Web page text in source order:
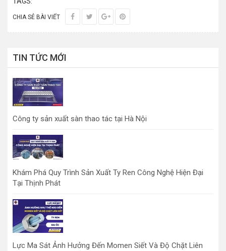
CHIA SẺ BÀI VIẾT
TIN TỨC MỚI
Công ty sản xuất sàn thao tác tại Hà Nội
Khám Phá Quy Trình Sản Xuất Ty Ren Công Nghệ Hiện Đại
Tại Thịnh Phát
Lực Ma Sát Ảnh Hưởng Đến Momen Siết Và Độ Chặt Liên